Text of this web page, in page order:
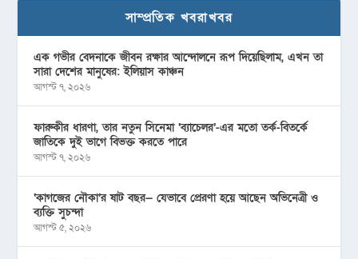
সাম্প্রতিক খবরাখবর
এক গভীর বেদনাকে জীবন রক্ষার আন্দোলনে রূপ দিয়েছিলাম, এখন তা
সারা দেশের মানুষের: ইলিয়াস কাঞ্চন
আগস্ট ৭, ২০২৬
ফারুকীর ধারণা, তার নতুন সিনেমা ‘ব্যাচেলর’-এর মতো তর্ক-বিতর্কে
জাতিকে দুই ভাগে বিভক্ত করতে পারে
আগস্ট ৭, ২০২৬
‘কাগজের নৌকা’র ষাট বছর— যেভাবে প্রেরণা হয়ে আছেন অভিনেত্রী ও
ব্যক্তি সুচন্দা
আগস্ট ৫, ২০২৬